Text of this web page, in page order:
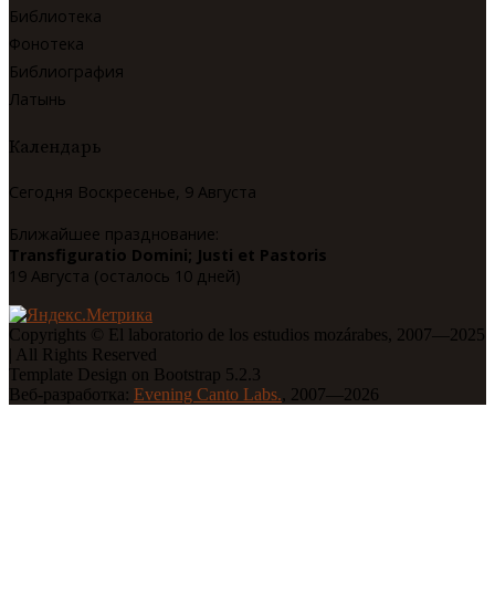
Библиотека
Фонотека
Библиография
Латынь
Календарь
Сегодня Воскресенье, 9 Августа
Ближайшее празднование:
Transfiguratio Domini; Justi et Pastoris
19 Августа (осталось 10 дней)
Copyrights © El laboratorio de los estudios mozárabes, 2007—2025
| All Rights Reserved
Template Design on Bootstrap 5.2.3
Веб-разработка: Evening Canto Labs., 2007—2026